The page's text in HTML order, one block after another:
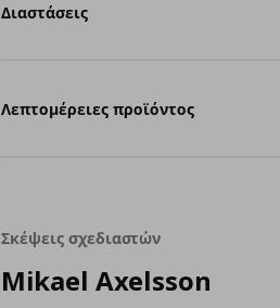
Διαστάσεις
Λεπτομέρειες προϊόντος
Σκέψεις σχεδιαστών
Mikael Axelsson